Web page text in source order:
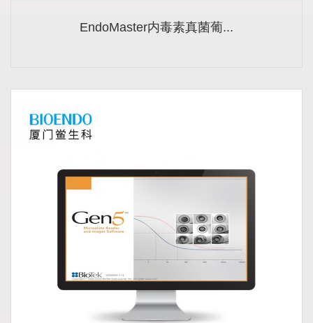
EndoMaster内毒素真菌葡...